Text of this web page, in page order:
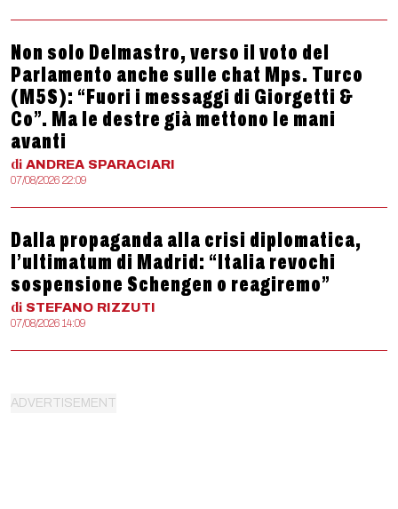
Non solo Delmastro, verso il voto del
Parlamento anche sulle chat Mps. Turco
(M5S): “Fuori i messaggi di Giorgetti &
Co”. Ma le destre già mettono le mani
avanti
di ANDREA SPARACIARI
07/08/2026 22:09
Dalla propaganda alla crisi diplomatica,
l’ultimatum di Madrid: “Italia revochi
sospensione Schengen o reagiremo”
di STEFANO RIZZUTI
07/08/2026 14:09